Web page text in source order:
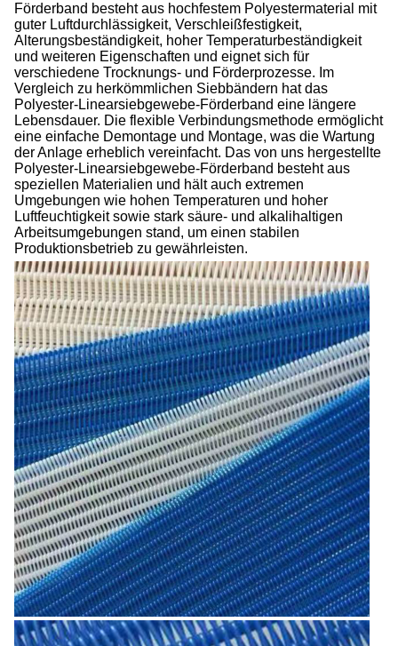
Förderband besteht aus hochfestem Polyestermaterial mit
guter Luftdurchlässigkeit, Verschleißfestigkeit,
Alterungsbeständigkeit, hoher Temperaturbeständigkeit
und weiteren Eigenschaften und eignet sich für
verschiedene Trocknungs- und Förderprozesse. Im
Vergleich zu herkömmlichen Siebbändern hat das
Polyester-Linearsiebgewebe-Förderband eine längere
Lebensdauer. Die flexible Verbindungsmethode ermöglicht
eine einfache Demontage und Montage, was die Wartung
der Anlage erheblich vereinfacht. Das von uns hergestellte
Polyester-Linearsiebgewebe-Förderband besteht aus
speziellen Materialien und hält auch extremen
Umgebungen wie hohen Temperaturen und hoher
Luftfeuchtigkeit sowie stark säure- und alkalihaltigen
Arbeitsumgebungen stand, um einen stabilen
Produktionsbetrieb zu gewährleisten.